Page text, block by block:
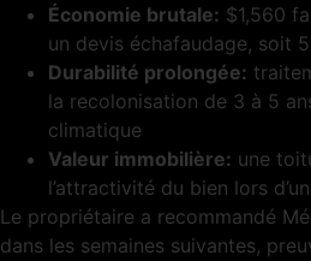
Économie brutale: $1,560
un devis échafaudage, soit
Durabilité prolongée:
la recolonisation de 3 à 5
climatique
Valeur immobilière: une
l’attractivité du bien lors
Le propriétaire a recommandé
dans les semaines suivantes,